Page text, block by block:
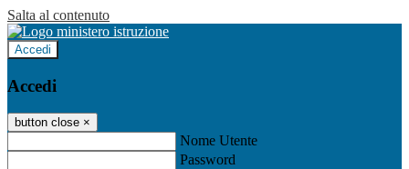
Salta al contenuto
Accedi
Accedi
button close ×
Nome Utente
Password